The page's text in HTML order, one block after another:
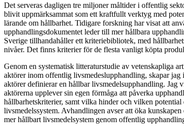
Det serveras dagligen tre miljoner måltider i offentlig
blivit uppmärksammat som ett kraftfullt verktyg med
lärande om hållbarhet. Tidigare forskning har visat att
upphandlingsdokumentet leder till mer hållbara
Sverige tillhandahåller ett kriteriebibliotek, med
nivåer. Det finns kriterier för de flesta vanligt köpta
Genom en systematisk litteraturstudie av vetenskapliga
aktörer inom offentlig livsmedeslupphandling, skapar
aktörer definierar en hållbar livsmedelsupphandling. Jag
aktörerna upplever sin egen förmåga att påverka
hållbarhetskriterier, samt vilka hinder och vilken
livsmedelssystem. Avhandlingen avser att öka
mer hållbart livsmedelsystem genom offentlig